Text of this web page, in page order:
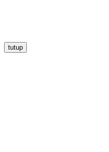
tutup